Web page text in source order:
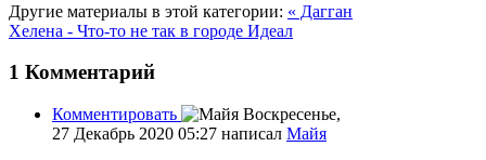
Другие материалы в этой категории: « Дагган
Хелена - Что-то не так в городе Идеал
1 Комментарий
Комментировать
Воскресенье,
27 Декабрь 2020 05:27 написал Майя